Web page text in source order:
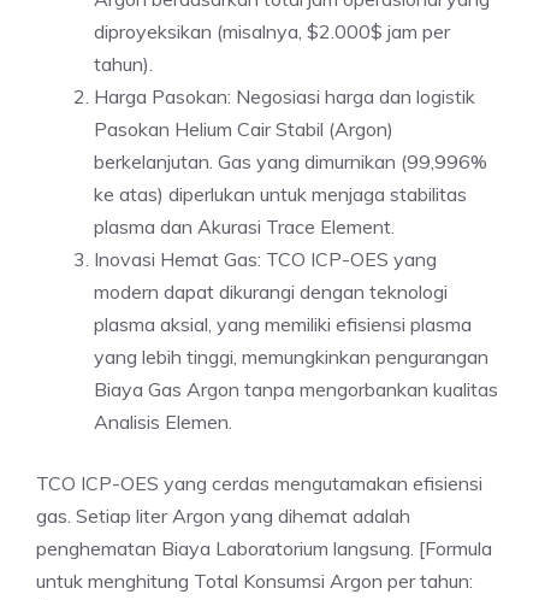
diproyeksikan (misalnya, $2.000$ jam per
tahun).
Harga Pasokan: Negosiasi harga dan logistik
Pasokan Helium Cair Stabil (Argon)
berkelanjutan. Gas yang dimurnikan (99,996%
ke atas) diperlukan untuk menjaga stabilitas
plasma dan Akurasi Trace Element.
Inovasi Hemat Gas: TCO ICP-OES yang
modern dapat dikurangi dengan teknologi
plasma aksial, yang memiliki efisiensi plasma
yang lebih tinggi, memungkinkan pengurangan
Biaya Gas Argon tanpa mengorbankan kualitas
Analisis Elemen.
TCO ICP-OES yang cerdas mengutamakan efisiensi
gas. Setiap liter Argon yang dihemat adalah
penghematan Biaya Laboratorium langsung. [Formula
untuk menghitung Total Konsumsi Argon per tahun: